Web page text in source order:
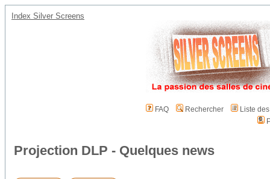
Index Silver Screens
FAQ Rechercher
Liste
Projection DLP - Quelques news